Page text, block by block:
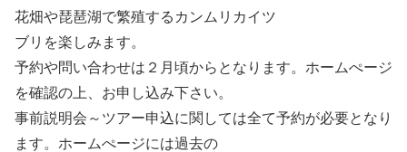
花畑や琵琶湖で繁殖するカンムリカイツ
ブリを楽しみます。
予約や問い合わせは２月頃からとなります。ホームぺージ
を確認の上、お申し込み下さい。
事前説明会～ツアー申込に関しては全て予約が必要となり
ます。ホームぺージには過去の